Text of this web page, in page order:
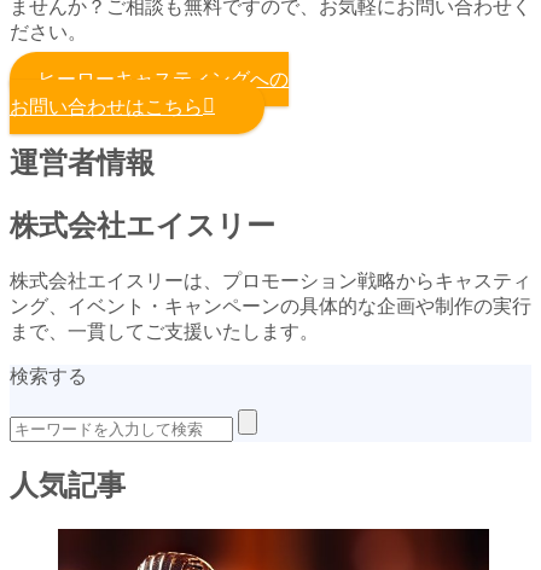
ませんか？ご相談も無料ですので、お気軽にお問い合わせく
ださい。
ヒーローキャスティングへの
お問い合わせはこちら
運営者情報
株式会社エイスリー
株式会社エイスリーは、プロモーション戦略からキャスティ
ング、イベント・キャンペーンの具体的な企画や制作の実行
まで、一貫してご支援いたします。
検索する
人気記事